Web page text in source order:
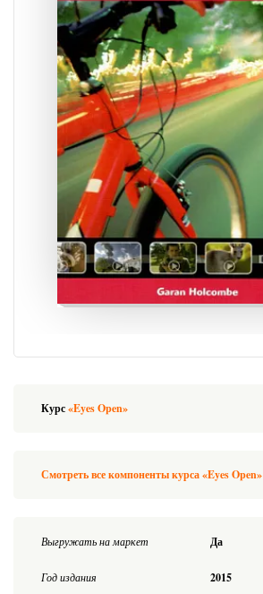
Курс«Eyes Open»
Смотреть все компоненты курса «Eyes Open»
Выгружать на маркет Да
Год издания 2015